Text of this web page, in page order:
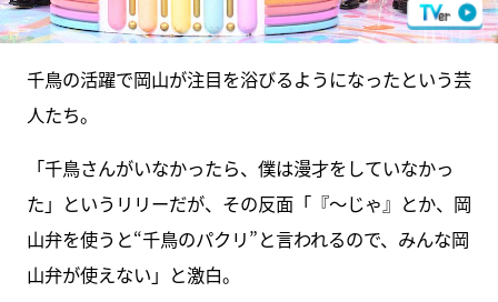
千鳥の活躍で岡山が注目を浴びるようになったという芸
人たち。
「千鳥さんがいなかったら、僕は漫才をしていなかっ
た」というリリーだが、その反面「『～じゃ』とか、岡
山弁を使うと“千鳥のパクリ”と言われるので、みんな岡
山弁が使えない」と激白。